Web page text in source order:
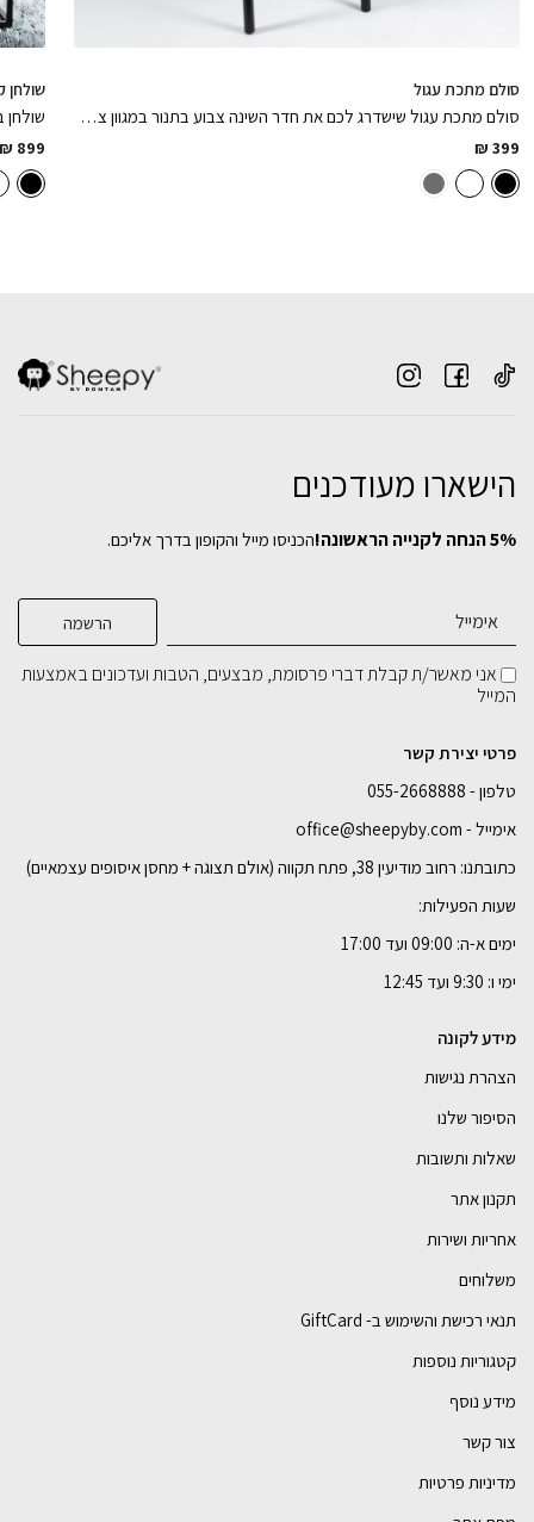
סולם מתכת עגול
סולם מתכת עגול שישדרג לכם את חדר השינה צבוע בתנור במגוון צבעים לבחירה
₪ 399
בחירת
קונסולה EMMA
₪1,379
בחירת רוחב:
שולחן
שולחן
₪ 899
בחירת
בחירת
הישארו מעודכנים
5% הנחה לקנייה הראשונה! הכניסו מייל והקופון בדרך אליכם.
אני מאשר/ת קבלת דברי פרסומת, מבצעים, הטבות ועדכונים באמצעות
המייל
פרטי יצירת קשר
טלפון - 055-2668888
אימייל - office@sheepyby.com
כתובתנו: רחוב מודיעין 38, פתח תקווה (אולם תצוגה + מחסן איסופים עצמאיים)
שעות הפעילות:
ימים א-ה: 09:00 ועד 17:00
ימי ו: 9:30 ועד 12:45
מידע לקונה
הצהרת נגישות
הסיפור שלנו
שאלות ותשובות
תקנון אתר
אחריות ושירות
משלוחים
תנאי רכישת והשימוש ב- GiftCard
קטגוריות נוספות
מידע נוסף
צור קשר
מדיניות פרטיות